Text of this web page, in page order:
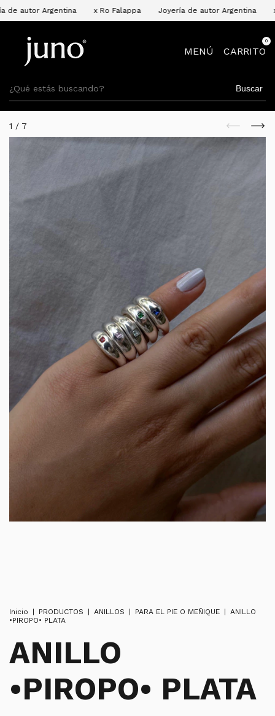
Argentina x Ro Falappa Joyería de autor Argentina x Ro
MENÚ CARRITO
0
Buscar
1 / 7
Inicio PRODUCTOS ANILLOS PARA EL PIE O MEÑIQUE
ANILLO
•PIROPO• PLATA
ANILLO
•PIROPO• PLATA